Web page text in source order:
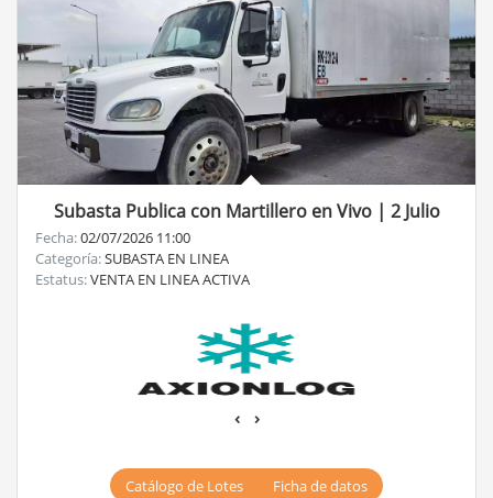
Subasta Publica con Martillero en Vivo | 2 Julio
Fecha:02/07/2026 11:00
Categoría:SUBASTA EN LINEA
Estatus:VENTA EN LINEA ACTIVA
‹ ›
Catálogo de Lotes Ficha de datos